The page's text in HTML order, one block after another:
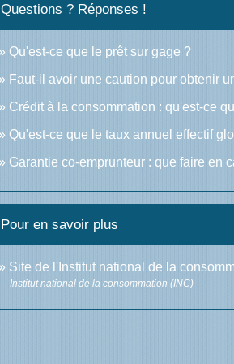
Questions ? Réponses !
Qu'est-ce que le prêt sur gage ?
Faut-il avoir une caution pour obtenir
Crédit à la consommation : qu'est-ce
Qu'est-ce que le taux annuel effectif
Garantie co-emprunteur : que faire en
Pour en savoir plus
Site de l'Institut national de la
Institut national de la consommation (INC)